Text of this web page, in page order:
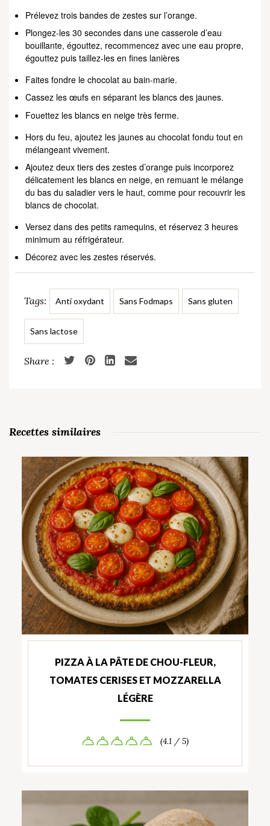
Prélevez trois bandes de zestes sur l’orange.
Plongez-les 30 secondes dans une casserole d’eau
bouillante, égouttez, recommencez avec une eau propre,
égouttez puis taillez-les en fines lanières
Faites fondre le chocolat au bain-marie.
Cassez les œufs en séparant les blancs des jaunes.
Fouettez les blancs en neige très ferme.
Hors du feu, ajoutez les jaunes au chocolat fondu tout en
mélangeant vivement.
Ajoutez deux tiers des zestes d’orange puis incorporez
délicatement les blancs en neige, en remuant le mélange
du bas du saladier vers le haut, comme pour recouvrir les
blancs de chocolat.
Versez dans des petits ramequins, et réservez 3 heures
minimum au réfrigérateur.
Décorez avec les zestes réservés.
Tags: Anti oxydant Sans Fodmaps Sans gluten
Sans lactose
Recettes similaires
PIZZA À LA PÂTE DE CHOU-FLEUR,
TOMATES CERISES ET MOZZARELLA
LÉGÈRE
(4.1 / 5)